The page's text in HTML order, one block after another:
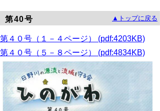
第40号 ▲トップに戻る
第４０号（１－４ページ） (pdf:4203KB)
第４０号（５－８ページ） (pdf:4834KB)